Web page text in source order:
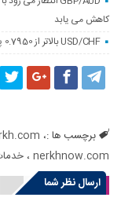
کاهش می یابد
USD/CHF بالاتر از 0.7950 پس از رد در 0.8000
برچسب ها :،
nerkhnow.com ،
ارسال نظر شما
انتشار یافته : 1